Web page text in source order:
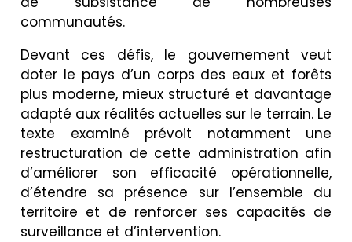
communautés.
Devant ces défis, le gouvernement veut
doter le pays d’un corps des eaux et forêts
plus moderne, mieux structuré et davantage
adapté aux réalités actuelles sur le terrain. Le
texte examiné prévoit notamment une
restructuration de cette administration afin
d’améliorer son efficacité opérationnelle,
d’étendre sa présence sur l’ensemble du
territoire et de renforcer ses capacités de
surveillance et d’intervention.